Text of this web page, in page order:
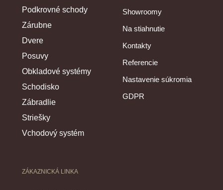
Podkrovné schody
Zárubne
Dvere
Posuvy
Obkladové systémy
Schodisko
Zábradlie
Striešky
Vchodový systém
Showroomy
Na stiahnutie
Kontakty
Referencie
Nastavenie súkromia
GDPR
ZÁKAZNICKÁ LINKA